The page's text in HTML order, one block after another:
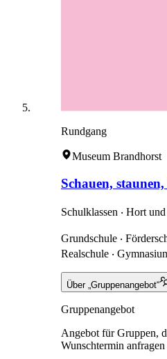
Rundgang
Museum Brandhorst
Schauen,
Schulklassen ‧ Hort
Grundschule ‧
Realschule ‧
Über „Gruppenangebot“
Gruppenangebot
Angebot für Gruppen,
Wunschtermin